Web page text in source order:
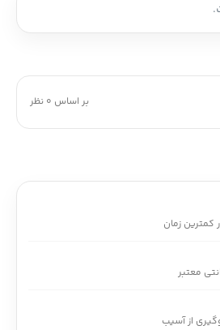
بر اساس 0 نظر
کمترین زمان
معتبر
از آسیب